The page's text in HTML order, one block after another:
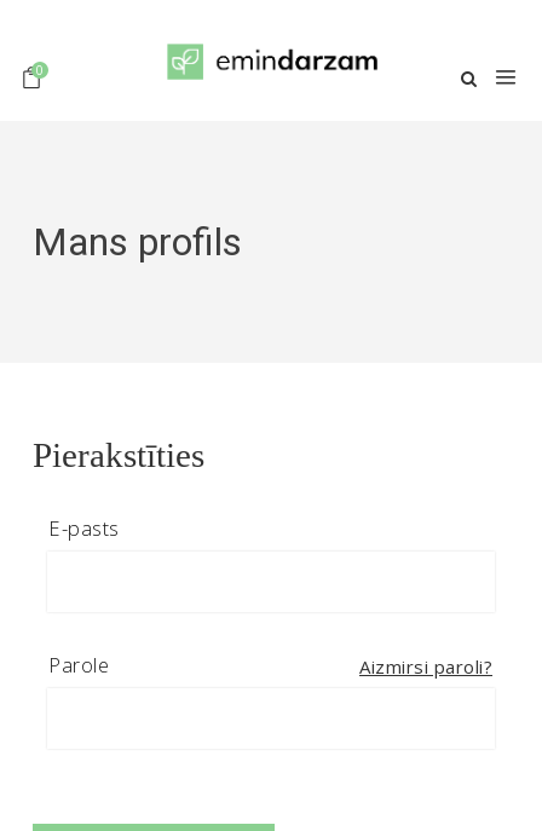
0
Mans profils
Pierakstīties
E-pasts
Parole Aizmirsi paroli?